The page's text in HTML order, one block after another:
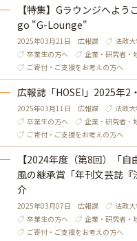
【特集】Gラウンジへよ
go "G-Lounge"
2025年03月21日 広報課 法政
卒業生の方へ
企業・研究者・
ご寄付・ご支援をお考えの方へ
広報誌「HOSEI」2025年2
2025年03月11日 広報課 法政
卒業生の方へ
企業・研究者・
ご寄付・ご支援をお考えの方へ
【2024年度（第8回）「
風の継承賞「年刊文芸誌
介
2025年03月07日 広報課 法政
卒業生の方へ
企業・研究者・
ご寄付・ご支援をお考えの方へ